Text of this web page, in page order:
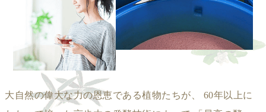
大自然の偉大な力の恩恵である植物たちが、 60年以上に